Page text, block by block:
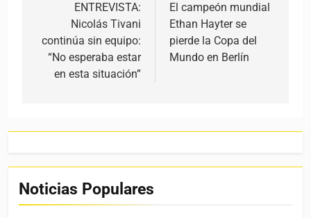
ENTREVISTA:
Nicolás Tivani
continúa sin equipo:
“No esperaba estar
en esta situación”
El campeón mundial
Ethan Hayter se
pierde la Copa del
Mundo en Berlín
Noticias Populares